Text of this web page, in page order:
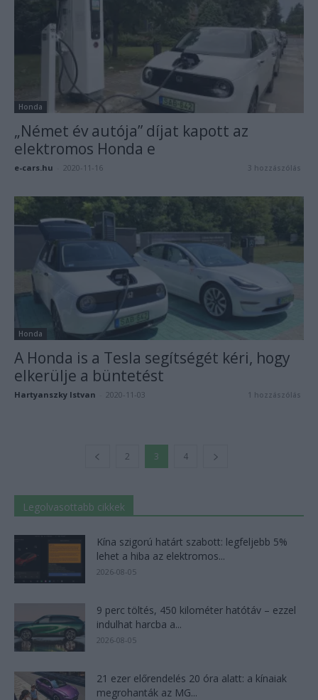
Honda
„Német év autója” díjat kapott az
elektromos Honda e
e-cars.hu 2020-11-16 3 hozzászólás
Honda
A Honda is a Tesla segítségét kéri, hogy
elkerülje a büntetést
Hartyanszky Istvan 2020-11-03 1 hozzászólás
2 3 4
Legolvasottabb cikkek
Kína szigorú határt szabott: legfeljebb 5%
lehet a hiba az elektromos...
2026-08-05
9 perc töltés, 450 kilométer hatótáv – ezzel
indulhat harcba a...
2026-08-05
21 ezer előrendelés 20 óra alatt: a kínaiak
megrohanták az MG...